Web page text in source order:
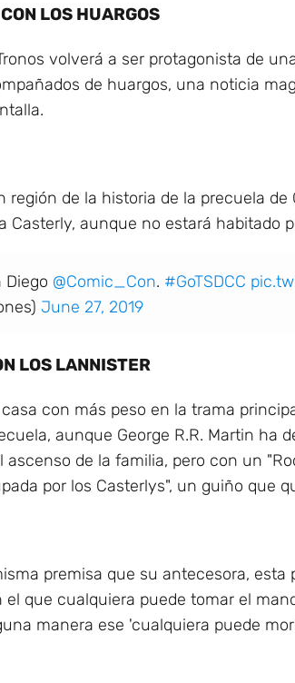
LOS HUARGOS
volverá a ser protagonista de
de huargos, una noticia
de la historia de la precuela de
Casterly, aunque no estará habitado
Diego @Comic_Con. #GoTSDCC
June 27, 2019
LOS LANNISTER
con más peso en la trama
aunque George R.R. Martin ha
de la familia, pero con un
por los Casterlys", un guiño que
premisa que su antecesora,
que cualquiera puede tomar el
manera ese 'cualquiera puede